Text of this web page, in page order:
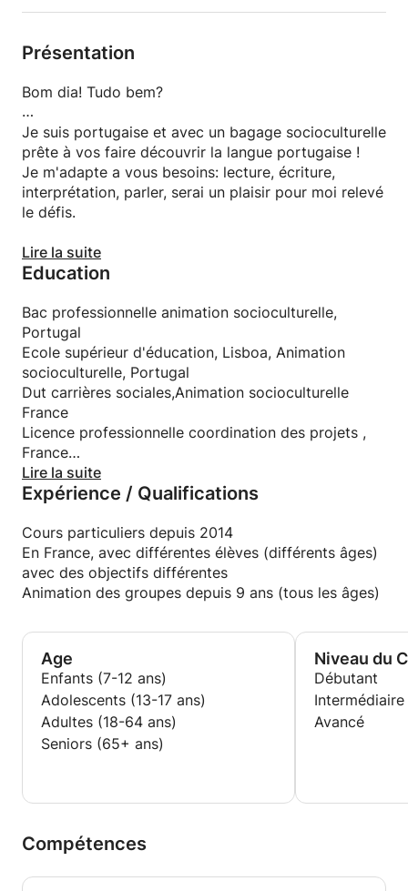
Présentation
Bom dia! Tudo bem?
Je suis portugaise et avec un bagage socioculturelle
prête à vos faire découvrir la langue portugaise !
Je m'adapte a vous besoins: lecture, écriture,
interprétation, parler, serai un plaisir pour moi relevé
le défis.
Les matériaux de cours peut être fourni par moi ou
les cours peuvent être adaptées si l'étudiant utilise
J'ai la passion pour la transmission de savoirs, la
culture et le contact avec l'autre. Les cours me
permet de m'épanouir en travaillant.
Hâte de faire votre connaissance.
Até breve
Inês
Lire la suite
Education
Bac professionnelle animation socioculturelle,
Portugal
Ecole supérieur d'éducation, Lisboa, Animation
socioculturelle, Portugal
Dut carrières sociales,Animation socioculturelle
France
Licence professionnelle coordination des projets ,
France
Master 1 - Enseignement portugais comme langue
étrangère
Lire la suite
Expérience / Qualifications
Cours particuliers depuis 2014
En France, avec différentes élèves (différents âges)
avec des objectifs différentes
Animation des groupes depuis 9 ans (tous les âges)
Age
Enfants (7-12 ans)
Adolescents (13-17 ans)
Adultes (18-64 ans)
Seniors (65+ ans)
Niveau du
Débutant
Intermédiaire
Avancé
Compétences